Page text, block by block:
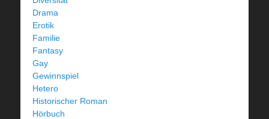
Drama
Erotik
Familie
Fantasy
Gay
Gewinnspiel
Hetero
Historischer Roman
Hörbuch